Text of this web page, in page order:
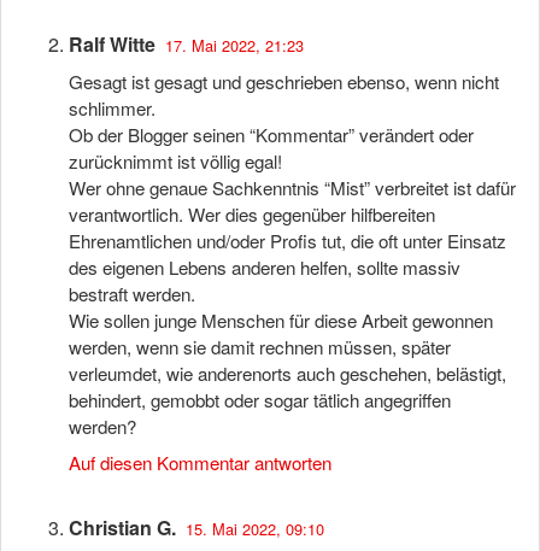
Ralf Witte 17. Mai 2022, 21:23
Gesagt ist gesagt und geschrieben ebenso, wenn nicht
schlimmer.
Ob der Blogger seinen “Kommentar” verändert oder
zurücknimmt ist völlig egal!
Wer ohne genaue Sachkenntnis “Mist” verbreitet ist dafür
verantwortlich. Wer dies gegenüber hilfbereiten
Ehrenamtlichen und/oder Profis tut, die oft unter Einsatz
des eigenen Lebens anderen helfen, sollte massiv
bestraft werden.
Wie sollen junge Menschen für diese Arbeit gewonnen
werden, wenn sie damit rechnen müssen, später
verleumdet, wie anderenorts auch geschehen, belästigt,
behindert, gemobbt oder sogar tätlich angegriffen
werden?
Auf diesen Kommentar antworten
Christian G. 15. Mai 2022, 09:10